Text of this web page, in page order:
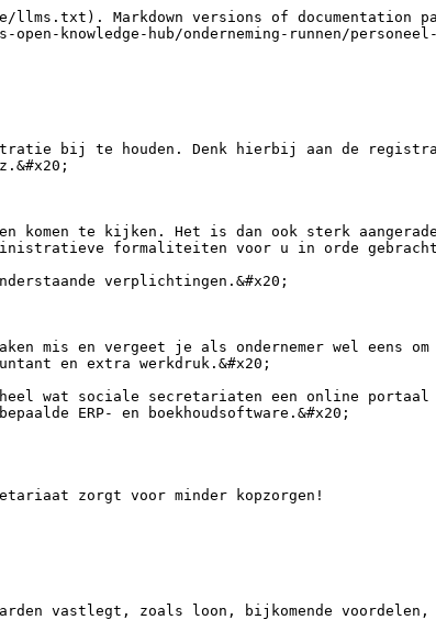
Markdown versions of documentation
knowledge-hub/onderneming-runnen/
bij te houden. Denk hierbij aan de
komen te kijken. Het is dan ook sterk
formaliteiten voor u in orde
verplichtingen.&#x20;
mis en vergeet je als ondernemer wel eens
en extra werkdruk.&#x20;
wat sociale secretariaten een online portaal
ERP- en boekhoudsoftware.&#x20;
zorgt voor minder kopzorgen!
vastlegt, zoals loon, bijkomende